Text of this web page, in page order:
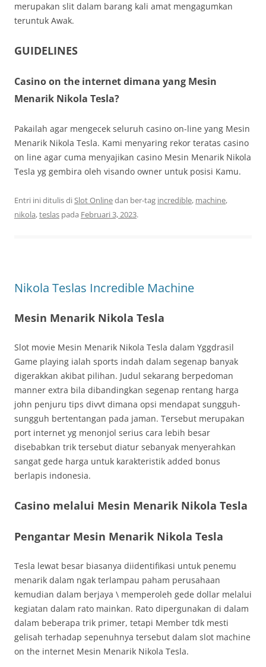
merupakan slit dalam barang kali amat mengagumkan
teruntuk Awak.
GUIDELINES
Casino on the internet dimana yang Mesin
Menarik Nikola Tesla?
Pakailah agar mengecek seluruh casino on-line yang Mesin
Menarik Nikola Tesla. Kami menyaring rekor teratas casino
on line agar cuma menyajikan casino Mesin Menarik Nikola
Tesla yg gembira oleh visando owner untuk posisi Kamu.
Entri ini ditulis diSlot Onlinedan ber-tag incredible, machine,
nikola,teslas pada Februari 3, 2023.
Nikola Teslas Incredible Machine
Mesin Menarik Nikola Tesla
Slot movie Mesin Menarik Nikola Tesla dalam Yggdrasil
Game playing ialah sports indah dalam segenap banyak
digerakkan akibat pilihan. Judul sekarang berpedoman
manner extra bila dibandingkan segenap rentang harga
john penjuru tips divvt dimana opsi mendapat sungguh-
sungguh bertentangan pada jaman. Tersebut merupakan
port internet yg menonjol serius cara lebih besar
disebabkan trik tersebut diatur sebanyak menyerahkan
sangat gede harga untuk karakteristik added bonus
berlapis indonesia.
Casino melalui Mesin Menarik Nikola Tesla
Pengantar Mesin Menarik Nikola Tesla
Tesla lewat besar biasanya diidentifikasi untuk penemu
menarik dalam ngak terlampau paham perusahaan
kemudian dalam berjaya \ memperoleh gede dollar melalui
kegiatan dalam rato mainkan. Rato dipergunakan di dalam
dalam beberapa trik primer, tetapi Member tdk mesti
gelisah terhadap sepenuhnya tersebut dalam slot machine
on the internet Mesin Menarik Nikola Tesla.